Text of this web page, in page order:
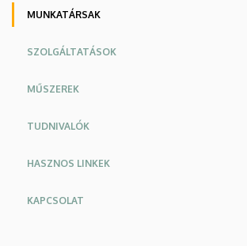
Biokémiai
Molekuláris
Intézet
Oldalmenü
MUNKATÁRSAK
SZOLGÁLTATÁSOK
MŰSZEREK
TUDNIVALÓK
HASZNOS LINKEK
KAPCSOLAT